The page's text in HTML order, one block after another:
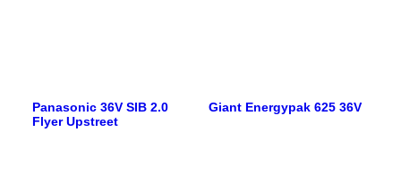
Panasonic 36V SIB 2.0
Flyer Upstreet
Giant Energypak 625 36V